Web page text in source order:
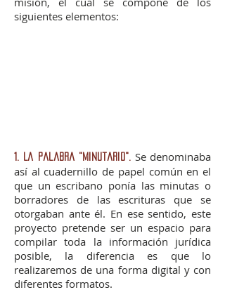
siguientes elementos:
1. La palabra "Minutario".
Se denominaba
así al cuadernillo de papel común en el
que un escribano ponía las minutas o
borradores de las escrituras que se
otorgaban ante él. En ese sentido, este
proyecto pretende ser un espacio para
compilar toda la información jurídica
posible, la diferencia es que lo
realizaremos de una forma digital y con
diferentes formatos.